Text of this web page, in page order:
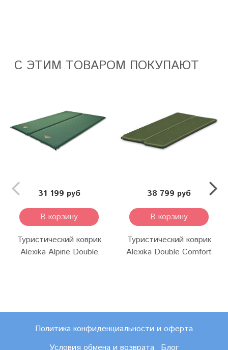
С ЭТИМ ТОВАРОМ ПОКУПАЮТ
31 199 руб
В корзину
Туристический коврик
Alexika Alpine Double
38 799 руб
В корзину
Туристический коврик
Alexika Double Comfort
Политика конфиденциальности и оферта
Условия обмена и возврата
Блог